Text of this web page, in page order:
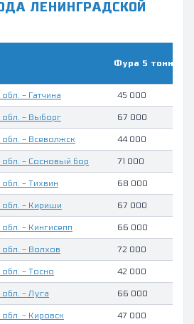
ЛЕНИНГРАДСКОЙ
Фура 5 тонн,
- Гатчина 45 000
- Выборг 67 000
- Всеволжск 44 000
- Сосновый бор 71 000
- Тихвин 68 000
- Кириши 67 000
- Кингисепп 66 000
- Волхов 72 000
- Тосно 42 000
- Луга 66 000
- Кировск 47 000